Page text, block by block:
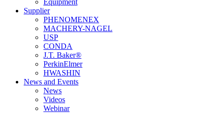
Equipment
Supplier
PHENOMENEX
MACHERY-NAGEL
USP
CONDA
J.T. Baker®
PerkinElmer
HWASHIN
News and Events
News
Videos
Webinar